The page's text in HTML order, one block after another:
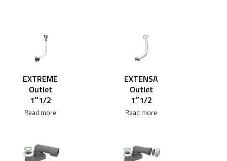
EXTREME
Outlet
1″1/2
Read more
EXTENSA
Outlet
1″1/2
Read more